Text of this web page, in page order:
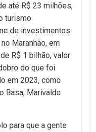
até R$ 23 milhões,
turismo
de investimentos
Maranhão, em
R$ 1 bilhão, valor
do que foi
em 2023, como
Basa, Marivaldo
para que a gente